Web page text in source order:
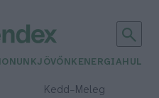
JÖVŐNK ENERGIA
Kedd– Meleg